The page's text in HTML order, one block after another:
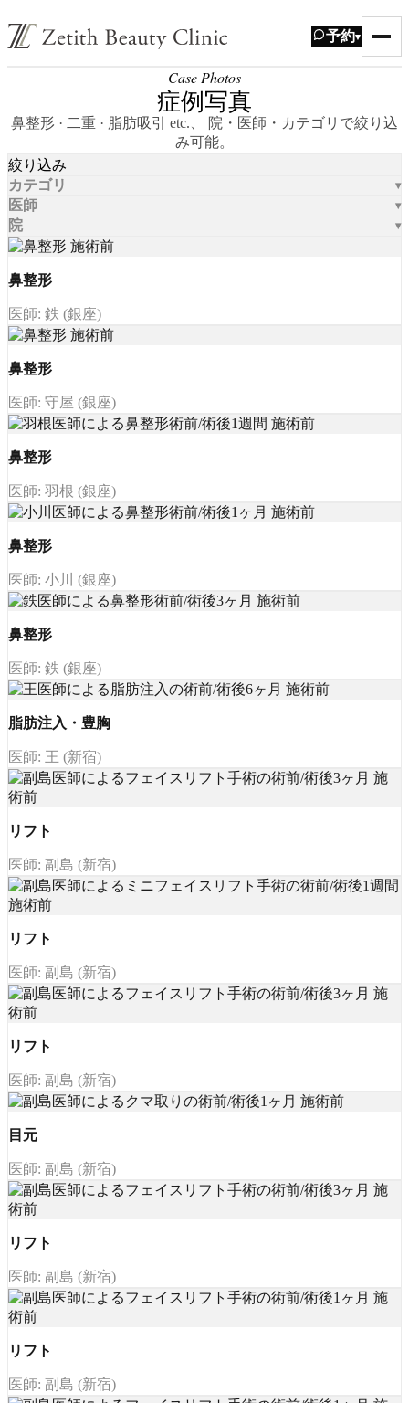
予約▾
Case Photos
症例写真
鼻整形 · 二重 · 脂肪吸引 etc.、 院・医師・カテゴリで絞り込
み可能。
絞り込み
カテゴリ
医師
院
鼻整形
医師: 鉄 (銀座)
鼻整形
医師: 守屋 (銀座)
鼻整形
医師: 羽根 (銀座)
鼻整形
医師: 小川 (銀座)
鼻整形
医師: 鉄 (銀座)
脂肪注入・豊胸
医師: 王 (新宿)
リフト
医師: 副島 (新宿)
リフト
医師: 副島 (新宿)
リフト
医師: 副島 (新宿)
目元
医師: 副島 (新宿)
リフト
医師: 副島 (新宿)
リフト
医師: 副島 (新宿)